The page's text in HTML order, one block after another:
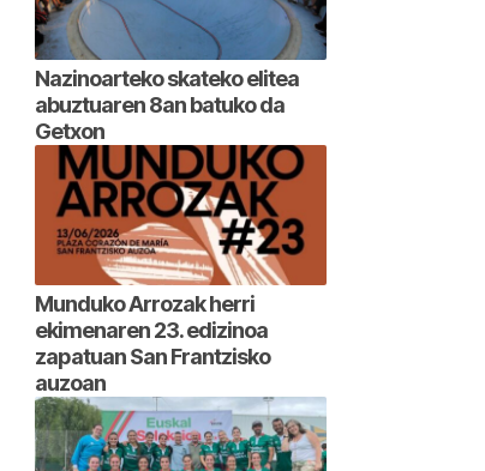
Nazinoarteko skateko elitea
abuztuaren 8an batuko da
Getxon
Munduko Arrozak herri
ekimenaren 23. edizinoa
zapatuan San Frantzisko
auzoan